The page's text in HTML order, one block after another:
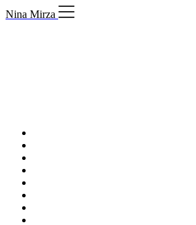
Skip
to
Nina Mirza